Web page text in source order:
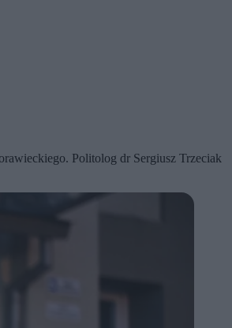
Politolog dr Sergiusz Trzeciak